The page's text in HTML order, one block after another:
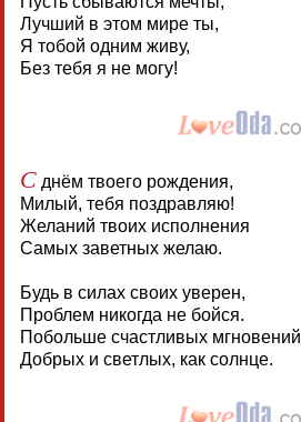
Лучший в этом мире ты,
Я тобой одним живу,
Без тебя я не могу!
Сднём твоего рождения,
Милый, тебя поздравляю!
Желаний твоих исполнения
Самых заветных желаю.
Будь в силах своих уверен,
Проблем никогда не бойся.
Побольше счастливых мгновений
Добрых и светлых, как солнце.